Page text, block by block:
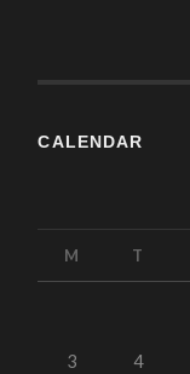
CALENDAR
M T
3 4